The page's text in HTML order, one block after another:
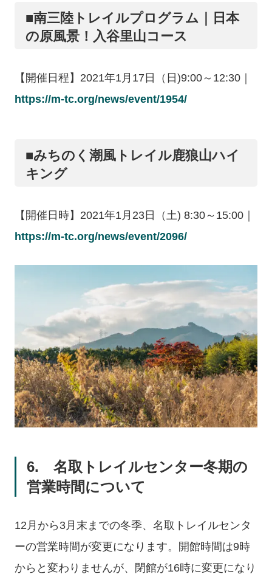
■南三陸トレイルプログラム｜日本
の原風景！入谷里山コース
【開催日程】2021年1月17日（日)9:00～12:30｜
https://m-tc.org/news/event/1954/
■みちのく潮風トレイル鹿狼山ハイ
キング
【開催日時】2021年1月23日（土) 8:30～15:00｜
https://m-tc.org/news/event/2096/
6. 名取トレイルセンター冬期の
営業時間について
12月から3月末までの冬季、名取トレイルセンタ
ーの営業時間が変更になります。開館時間は9時
からと変わりませんが、閉館が16時に変更になり